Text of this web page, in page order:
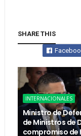
SHARE THIS
INTERNACIONALES
Ministro de
de Ministros de
compromiso de